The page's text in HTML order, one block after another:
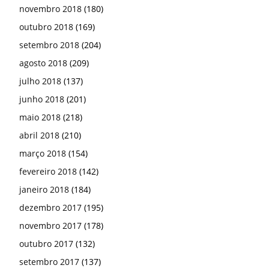
novembro 2018 (180)
outubro 2018 (169)
setembro 2018 (204)
agosto 2018 (209)
julho 2018 (137)
junho 2018 (201)
maio 2018 (218)
abril 2018 (210)
março 2018 (154)
fevereiro 2018 (142)
janeiro 2018 (184)
dezembro 2017 (195)
novembro 2017 (178)
outubro 2017 (132)
setembro 2017 (137)